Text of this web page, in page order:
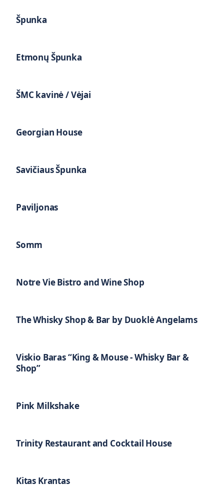
Špunka
Etmonų Špunka
ŠMC kavinė / Vėjai
Georgian House
Savičiaus Špunka
Paviljonas
Somm
Notre Vie Bistro and Wine Shop
The Whisky Shop & Bar by Duoklė Angelams
Viskio Baras “King & Mouse - Whisky Bar &
Shop”
Pink Milkshake
Trinity Restaurant and Cocktail House
Kitas Krantas